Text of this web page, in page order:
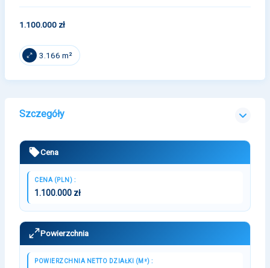
1.100.000 zł
3.166 m²
Szczegóły
Cena
CENA (PLN) :
1.100.000 zł
Powierzchnia
POWIERZCHNIA NETTO DZIAŁKI (M²) :